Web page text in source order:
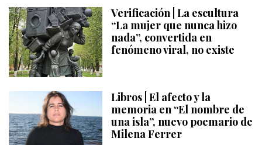
Verificación | La escultura
“La mujer que nunca hizo
nada”, convertida en
fenómeno viral, no existe
Libros | El afecto y la
memoria en “El nombre de
una isla”, nuevo poemario de
Milena Ferrer